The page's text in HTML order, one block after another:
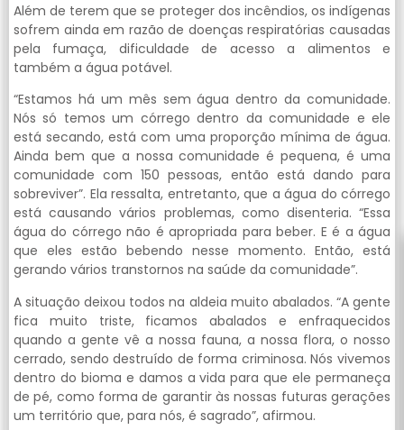
Além de terem que se proteger dos incêndios, os indígenas
sofrem ainda em razão de doenças respiratórias causadas
pela fumaça, dificuldade de acesso a alimentos e
também a água potável.
“Estamos há um mês sem água dentro da comunidade.
Nós só temos um córrego dentro da comunidade e ele
está secando, está com uma proporção mínima de água.
Ainda bem que a nossa comunidade é pequena, é uma
comunidade com 150 pessoas, então está dando para
sobreviver”. Ela ressalta, entretanto, que a água do córrego
está causando vários problemas, como disenteria. “Essa
água do córrego não é apropriada para beber. E é a água
que eles estão bebendo nesse momento. Então, está
gerando vários transtornos na saúde da comunidade”.
A situação deixou todos na aldeia muito abalados. “A gente
fica muito triste, ficamos abalados e enfraquecidos
quando a gente vê a nossa fauna, a nossa flora, o nosso
cerrado, sendo destruído de forma criminosa. Nós vivemos
dentro do bioma e damos a vida para que ele permaneça
de pé, como forma de garantir às nossas futuras gerações
um território que, para nós, é sagrado”, afirmou.